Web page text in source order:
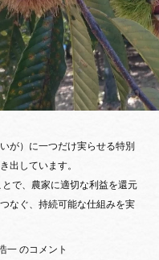
が）に一つだけ実らせる特別
出しています。
で、農家に適切な利益を還元
なぐ、持続可能な仕組みを実
一 のコメント